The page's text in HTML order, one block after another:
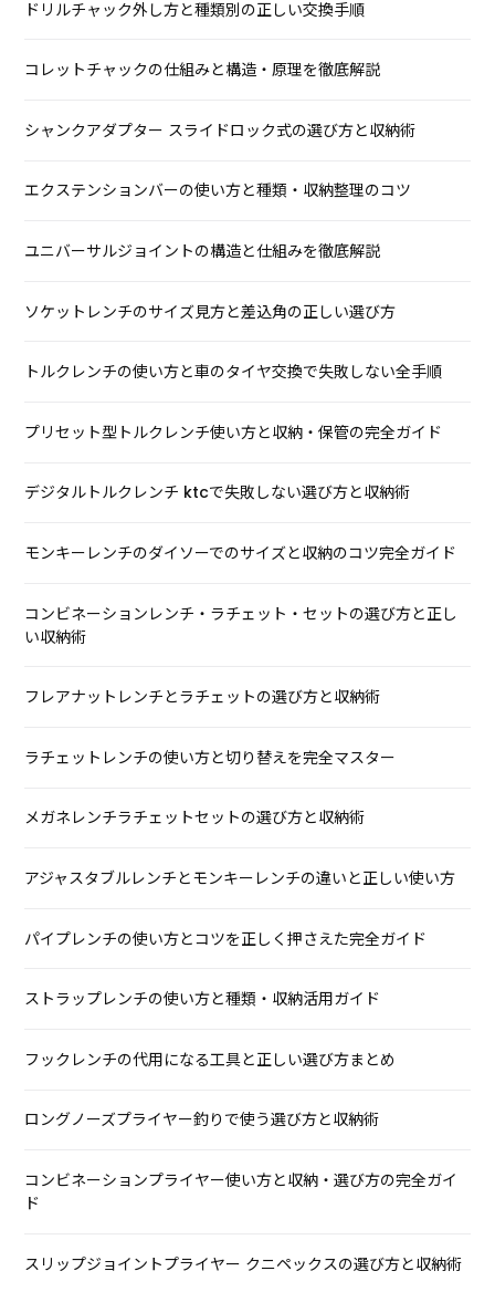
ドリルチャック外し方と種類別の正しい交換手順
コレットチャックの仕組みと構造・原理を徹底解説
シャンクアダプター スライドロック式の選び方と収納術
エクステンションバーの使い方と種類・収納整理のコツ
ユニバーサルジョイントの構造と仕組みを徹底解説
ソケットレンチのサイズ見方と差込角の正しい選び方
トルクレンチの使い方と車のタイヤ交換で失敗しない全手順
プリセット型トルクレンチ使い方と収納・保管の完全ガイド
デジタルトルクレンチ ktcで失敗しない選び方と収納術
モンキーレンチのダイソーでのサイズと収納のコツ完全ガイド
コンビネーションレンチ・ラチェット・セットの選び方と正し
い収納術
フレアナットレンチとラチェットの選び方と収納術
ラチェットレンチの使い方と切り替えを完全マスター
メガネレンチラチェットセットの選び方と収納術
アジャスタブルレンチとモンキーレンチの違いと正しい使い方
パイプレンチの使い方とコツを正しく押さえた完全ガイド
ストラップレンチの使い方と種類・収納活用ガイド
フックレンチの代用になる工具と正しい選び方まとめ
ロングノーズプライヤー釣りで使う選び方と収納術
コンビネーションプライヤー使い方と収納・選び方の完全ガイ
ド
スリップジョイントプライヤー クニペックスの選び方と収納術